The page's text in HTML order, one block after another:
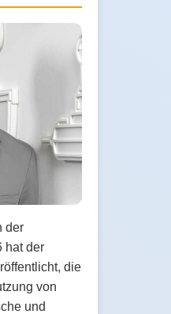
der
hat der
die
von
und